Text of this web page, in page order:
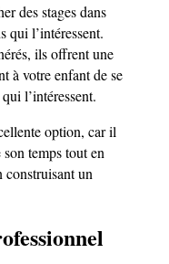
des stages dans
qui l’intéressent.
ils offrent une
à votre enfant de se
l’intéressent.
option, car il
temps tout en
construisant un